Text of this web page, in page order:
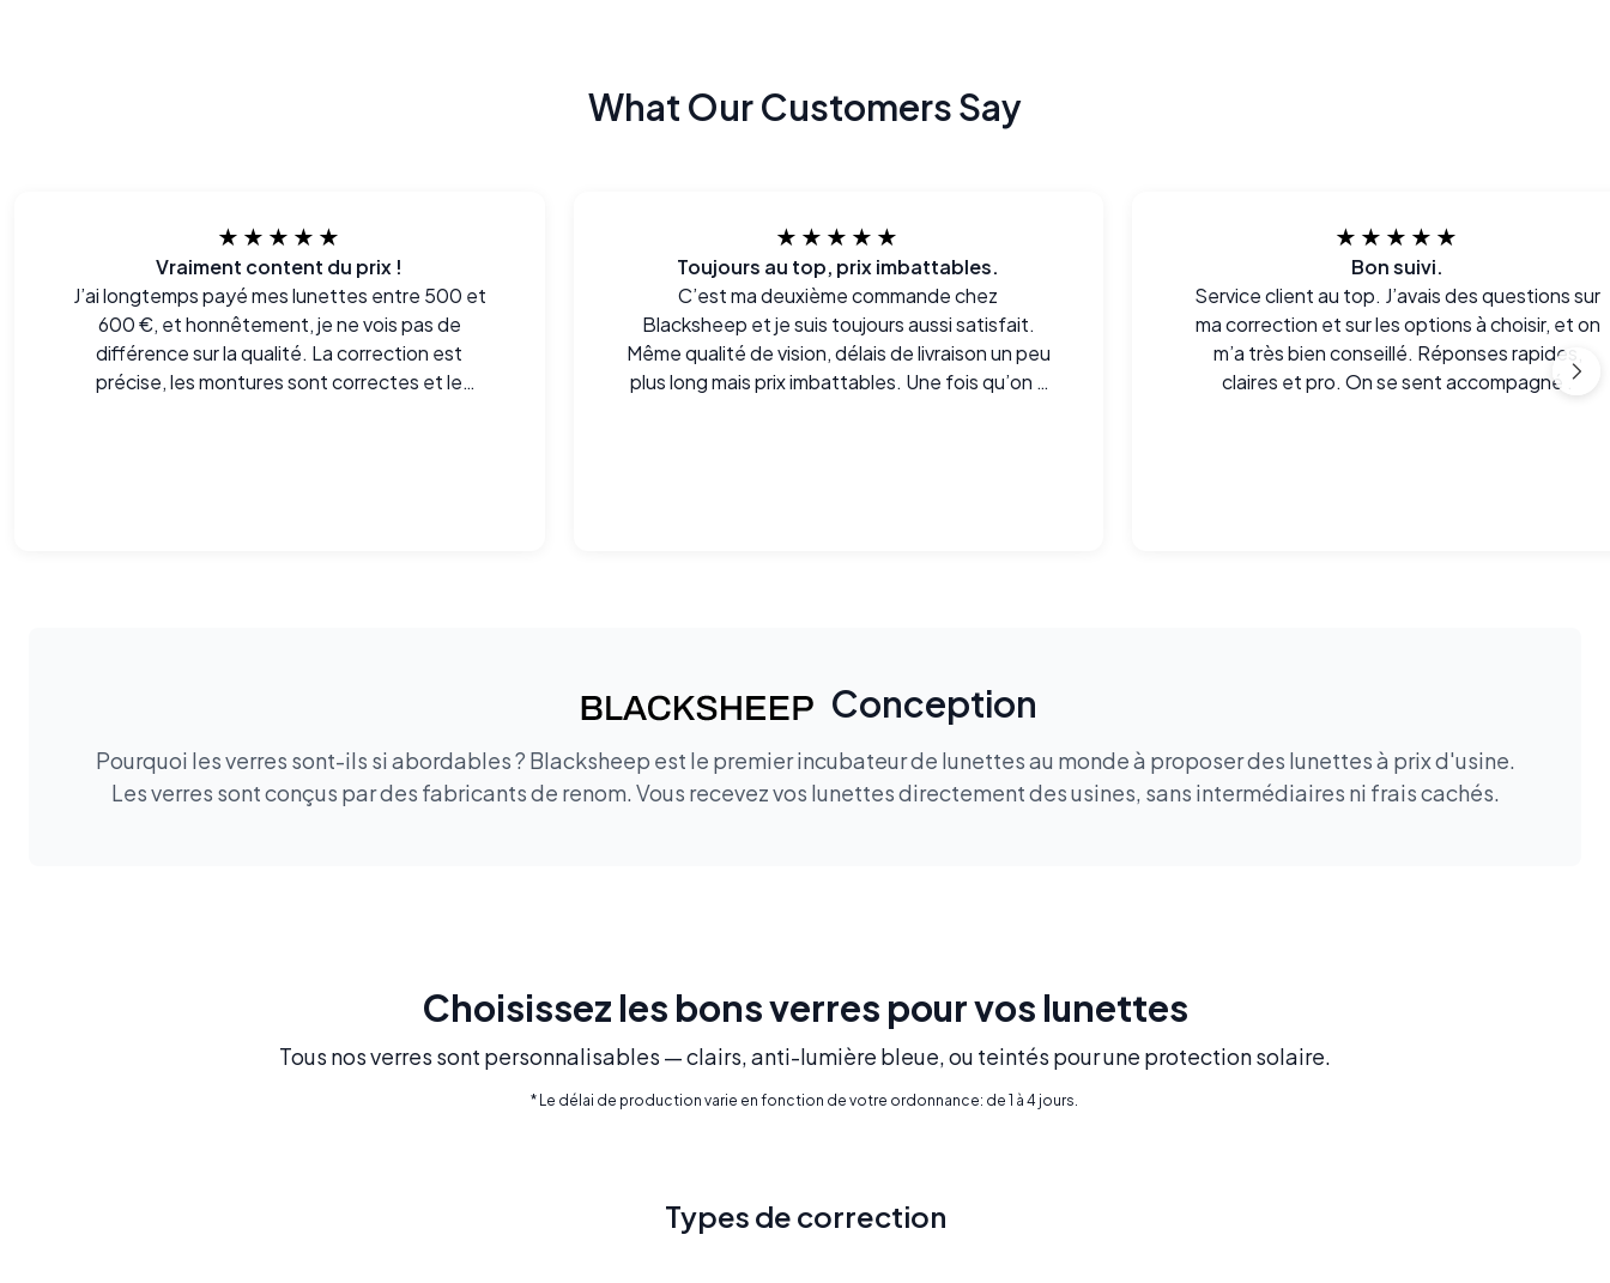
What Our Customers Say
★★★★★
Vraiment content du prix !
J’ai longtemps payé mes lunettes entre 500 et
600 €, et honnêtement, je ne vois pas de
différence sur la qualité. La correction est
précise, les montures sont correctes et le
★★★★★
Toujours au top, prix imbattables.
C’est ma deuxième commande chez
Blacksheep et je suis toujours aussi satisfait.
Même qualité de vision, délais de livraison un peu
plus long mais prix imbattables. Une fois qu’on a
★★★★★
Bon suivi.
Service client au top. J’avais des questions sur
ma correction et sur les options à choisir, et on
m’a très bien conseillé. Réponses rapides,
claires et pro. On se sent accompagné .
Conception
Pourquoi les verres sont-ils si abordables ? Blacksheep est le premier incubateur de lunettes au monde à proposer des lunettes à prix d'usine.
Les verres sont conçus par des fabricants de renom. Vous recevez vos lunettes directement des usines, sans intermédiaires ni frais cachés.
Choisissez les bons verres pour vos lunettes
Tous nos verres sont personnalisables — clairs, anti-lumière bleue, ou teintés pour une protection solaire.
* Le délai de production varie en fonction de votre ordonnance: de 1 à 4 jours.
Types de correction